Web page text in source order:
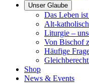
Unser Glaube
Das Leben
Alt-
Liturgie –
Von Bischof
Häufige
Shop
News & Events